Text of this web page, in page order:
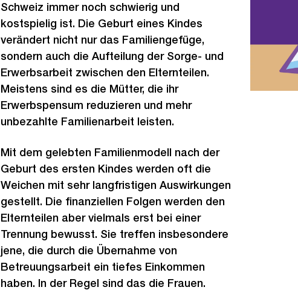
Schweiz immer noch schwierig und
kostspielig ist. Die Geburt eines Kindes
verändert nicht nur das Familiengefüge,
sondern auch die Aufteilung der Sorge- und
Erwerbsarbeit zwischen den Elternteilen.
Meistens sind es die Mütter, die ihr
Erwerbspensum reduzieren und mehr
unbezahlte Familienarbeit leisten.
Mit dem gelebten Familienmodell nach der
Geburt des ersten Kindes werden oft die
Weichen mit sehr langfristigen Auswirkungen
gestellt. Die finanziellen Folgen werden den
Elternteilen aber vielmals erst bei einer
Trennung bewusst. Sie treffen insbesondere
jene, die durch die Übernahme von
Betreuungsarbeit ein tiefes Einkommen
haben. In der Regel sind das die Frauen.